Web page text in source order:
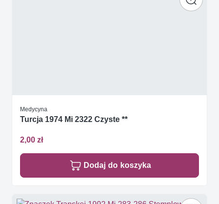
Medycyna
Turcja 1974 Mi 2322 Czyste **
2,00 zł
Dodaj do koszyka